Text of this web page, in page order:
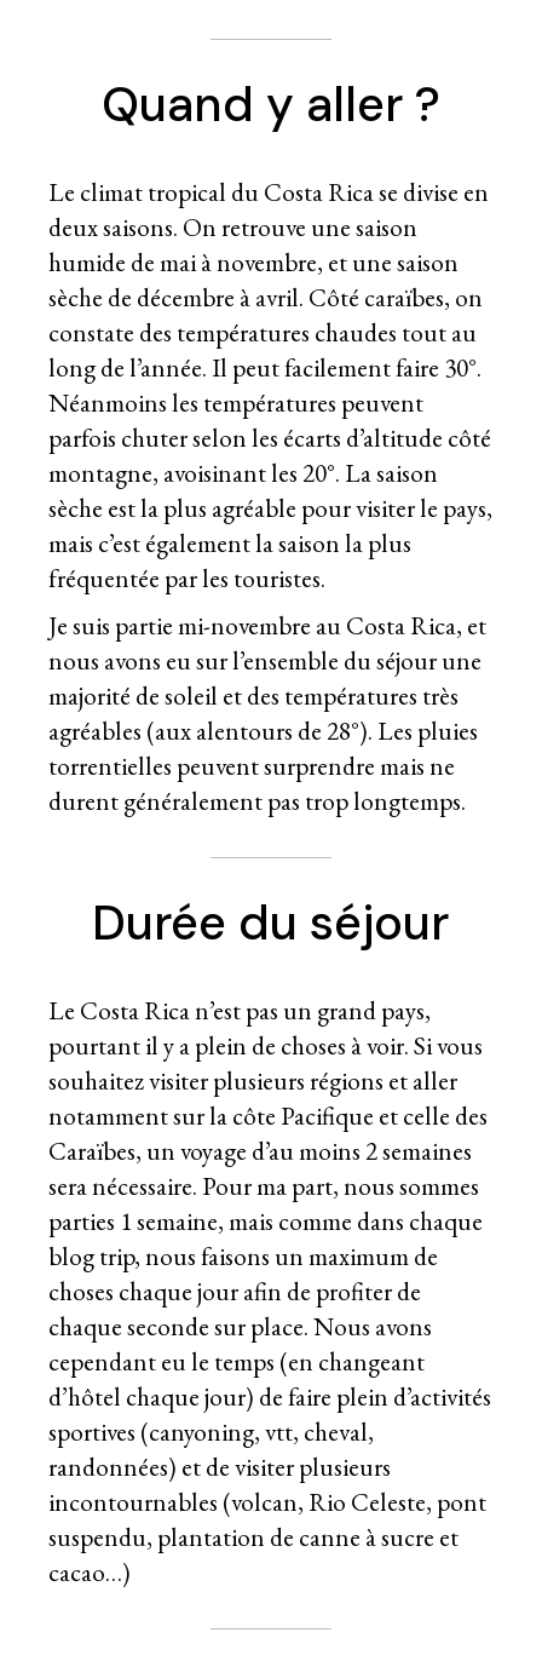
Quand y aller ?
Le climat tropical du Costa Rica se divise en
deux saisons. On retrouve une saison
humide de mai à novembre, et une saison
sèche de décembre à avril. Côté caraïbes, on
constate des températures chaudes tout au
long de l’année. Il peut facilement faire 30°.
Néanmoins les températures peuvent
parfois chuter selon les écarts d’altitude côté
montagne, avoisinant les 20°. La saison
sèche est la plus agréable pour visiter le pays,
mais c’est également la saison la plus
fréquentée par les touristes.
Je suis partie mi-novembre au Costa Rica, et
nous avons eu sur l’ensemble du séjour une
majorité de soleil et des températures très
agréables (aux alentours de 28°). Les pluies
torrentielles peuvent surprendre mais ne
durent généralement pas trop longtemps.
Durée du séjour
Le Costa Rica n’est pas un grand pays,
pourtant il y a plein de choses à voir. Si vous
souhaitez visiter plusieurs régions et aller
notamment sur la côte Pacifique et celle des
Caraïbes, un voyage d’au moins 2 semaines
sera nécessaire. Pour ma part, nous sommes
parties 1 semaine, mais comme dans chaque
blog trip, nous faisons un maximum de
choses chaque jour afin de profiter de
chaque seconde sur place. Nous avons
cependant eu le temps (en changeant
d’hôtel chaque jour) de faire plein d’activités
sportives (canyoning, vtt, cheval,
randonnées) et de visiter plusieurs
incontournables (volcan, Rio Celeste, pont
suspendu, plantation de canne à sucre et
cacao…)